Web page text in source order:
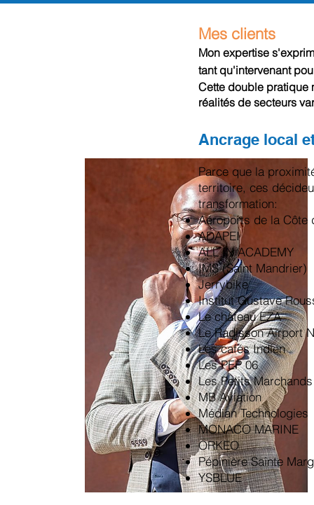
Mes clients
Mon expertise
tant qu'intervenant
Cette double pratique
réalités de secteurs
Ancrage local
​Parce que la
territoire, ces
transformation:
Aéroports de la Côte
ADAPEI
ALL IN ACADEMY
IMS (Saint Mandrier)
Jerrybike
Institut Gustave
Le château EZA
Le Radisson Airport
Les cafés Indien
Les PEP 06
Les Petits Marchands
MB Aviation
Médian Technologies
MONACO MARINE
ORKEO
Pépinière Sainte
YSBLUE